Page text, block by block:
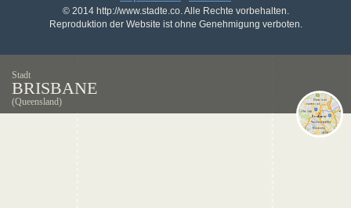
© 2014 http://www.stadte.co. Alle Rechte vorbehalten.
Reproduktion der Website ist ohne Genehmigung verboten.
Stadt
BRISBANE
(Queensland)